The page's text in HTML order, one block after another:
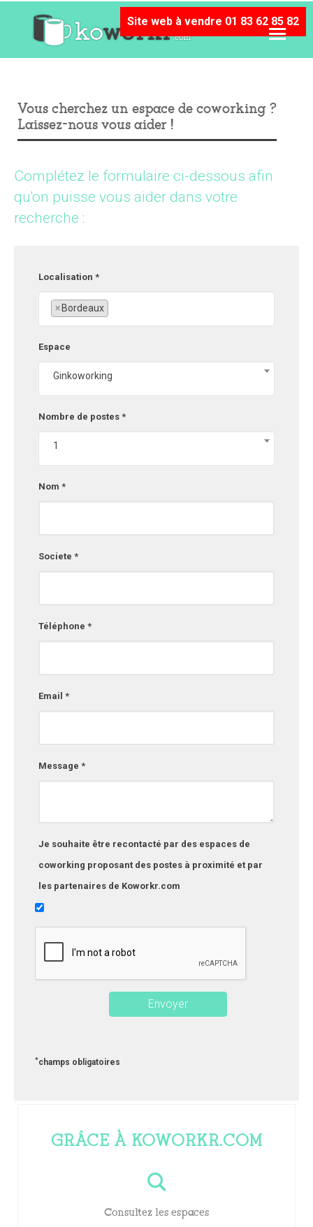
Site web à vendre 01 83 62 85 82
Vous cherchez un espace de coworking ?
Laissez-nous vous aider !
Complétez le formulaire ci-dessous afin
qu'on puisse vous aider dans votre
recherche :
Localisation *
× Bordeaux
Espace
Ginkoworking
Nombre de postes *
1
Nom *
Societe *
Téléphone *
Email *
Message *
Je souhaite être recontacté par des espaces de
coworking proposant des postes à proximité et par
les partenaires de Koworkr.com
*champs obligatoires
GRÂCE À KOWORKR.COM
Consultez les espaces